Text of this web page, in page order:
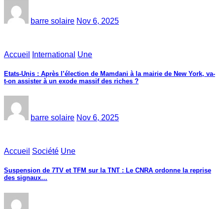
barre solaire Nov 6, 2025
Accueil International Une
Etats-Unis : Après l’élection de Mamdani à la mairie de New York, va-
t-on assister à un exode massif des riches ?
barre solaire Nov 6, 2025
Accueil Société Une
Suspension de 7TV et TFM sur la TNT : Le CNRA ordonne la reprise
des signaux…